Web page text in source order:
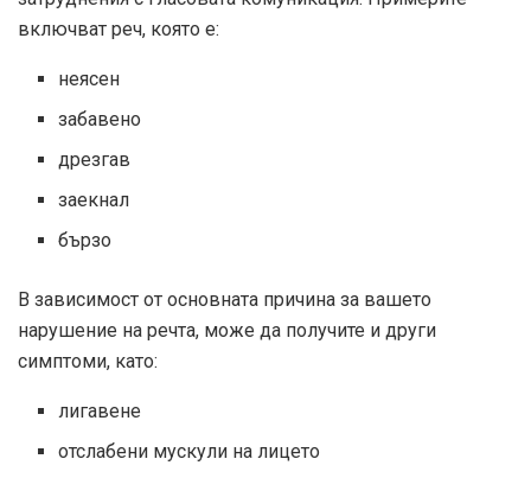
включват реч, която е:
неясен
забавено
дрезгав
заекнал
бързо
В зависимост от основната причина за вашето
нарушение на речта, може да получите и други
симптоми, като:
лигавене
отслабени мускули на лицето